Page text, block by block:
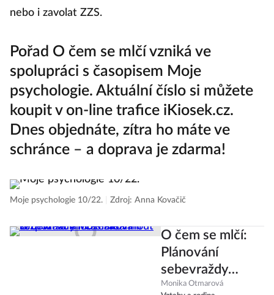
nebo i zavolat ZZS.
Pořad O čem se mlčí vzniká ve
spolupráci s časopisem Moje
psychologie. Aktuální číslo si můžete
koupit v on-line trafice iKiosek.cz.
Dnes objednáte, zítra ho máte ve
schránce – a doprava je zdarma!
Moje psychologie 10/22. Zdroj: Anna Kovačič
O čem se mlčí:
Plánování
sebevraždy
můžeme
Monika Otmarová